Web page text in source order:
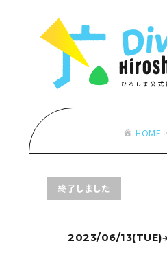
HOME
終了しました
2023/06/13(TUE)→